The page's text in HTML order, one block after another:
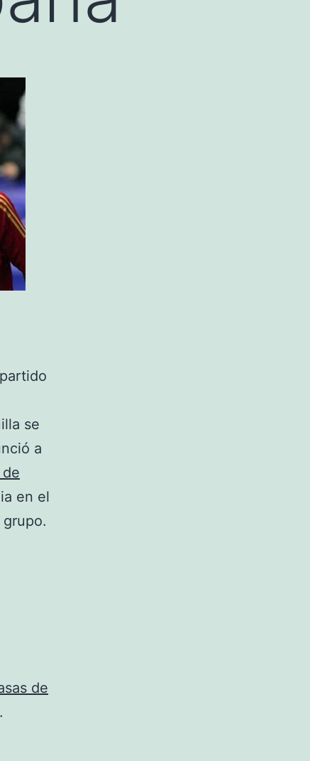
se
a
en el
de